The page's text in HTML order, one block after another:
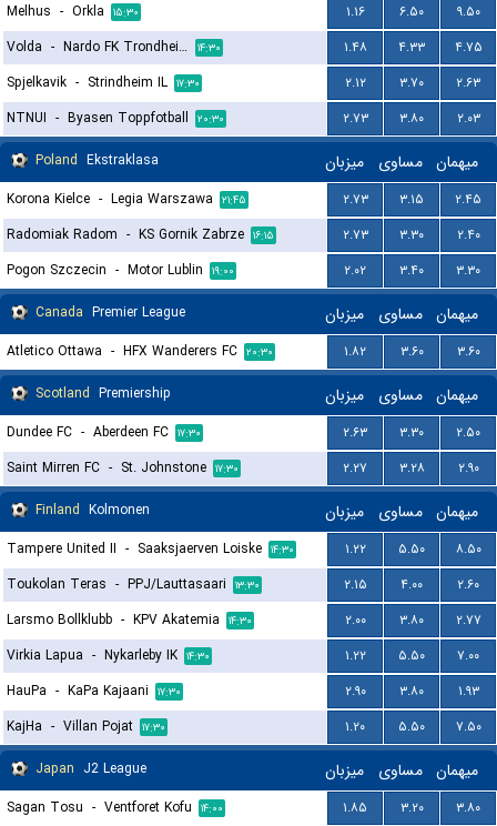
Melhus - Orkla ۱۵:۳۰ ۱.۱۶ ۶.۵۰
۹.۵۰
Volda - Nardo FK Trondheim ۱۴:۳۰ ۱.۴۸ ۴.۳۳
۴.۷۵
Spjelkavik - Strindheim IL ۱۷:۳۰ ۲.۱۲ ۳.۷۰
۲.۶۳
NTNUI - Byasen Toppfotball ۲۰:۳۰ ۲.۷۳ ۳.۸۰
۲.۰۳
Poland Ekstraklasa میزبان مساوی میهمان
Korona Kielce - Legia Warszawa ۲۱:۴۵ ۲.۷۳ ۳.۱۵
۲.۴۵
Radomiak Radom - KS Gornik Zabrze ۱۶:۱۵ ۲.۷۳ ۳.۳۰
۲.۴۰
Pogon Szczecin - Motor Lublin ۱۹:۰۰ ۲.۰۲ ۳.۴۰
۳.۳۰
Canada Premier League میزبان مساوی میهمان
Atletico Ottawa - HFX Wanderers FC ۲۰:۳۰ ۱.۸۲ ۳.۶۰
۳.۶۰
Scotland Premiership میزبان مساوی میهمان
Dundee FC - Aberdeen FC ۱۷:۳۰ ۲.۶۳ ۳.۳۰
۲.۵۰
Saint Mirren FC - St. Johnstone ۱۷:۳۰ ۲.۲۷ ۳.۲۸
۲.۹۰
Finland Kolmonen میزبان مساوی میهمان
Tampere United II - Saaksjaerven Loiske ۱۴:۳۰ ۱.۲۲ ۵.۵۰
۸.۵۰
Toukolan Teras - PPJ/Lauttasaari ۱۳:۳۰ ۲.۱۵ ۴.۰۰
۲.۶۰
Larsmo Bollklubb - KPV Akatemia ۱۴:۳۰ ۲.۰۰ ۳.۸۰
۲.۷۷
Virkia Lapua - Nykarleby IK ۱۴:۳۰ ۱.۲۲ ۵.۵۰
۷.۰۰
HauPa - KaPa Kajaani ۱۷:۳۰ ۲.۹۰ ۳.۸۰
۱.۹۳
KajHa - Villan Pojat ۱۷:۳۰ ۱.۲۰ ۵.۵۰
۷.۵۰
Japan J2 League میزبان مساوی میهمان
Sagan Tosu - Ventforet Kofu ۱۴:۰۰ ۱.۸۵ ۳.۲۰ ۳.۸۰